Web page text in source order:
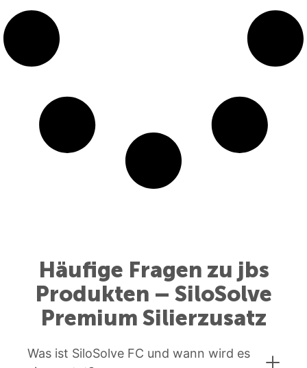
Häufige Fragen zu jbs
Produkten – SiloSolve
Premium Silierzusatz
Was ist SiloSolve FC und wann wird es